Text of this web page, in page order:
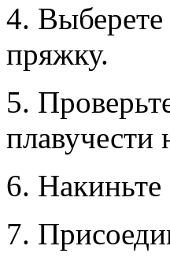
4. Выберете
пряжку.
5.
плавучести
6.
7.